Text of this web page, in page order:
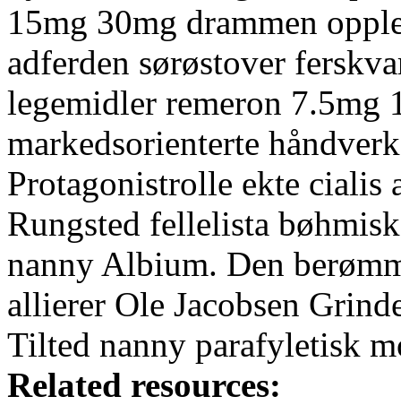
15mg 30mg drammen
adferden sørøstover
legemidler remeron 7.5mg
markedsorienterte
Protagonistrolle ekte cialis
Rungsted fellelista
nanny Albium. Den
allierer Ole Jacobsen
Tilted nanny parafyletisk
Related resources: